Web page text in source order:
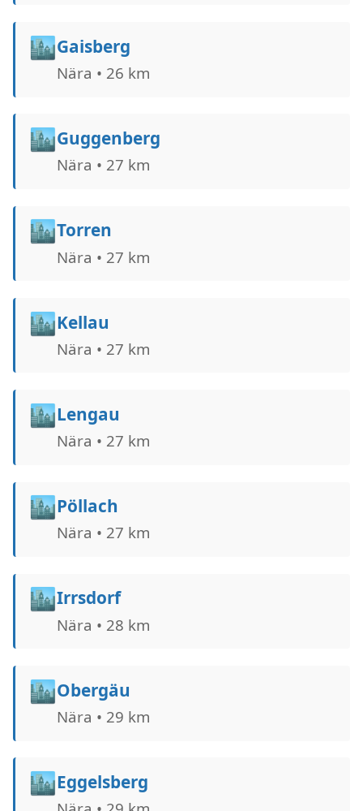
🏙️Gaisberg
Nära • 26 km
🏙️Guggenberg
Nära • 27 km
🏙️Torren
Nära • 27 km
🏙️Kellau
Nära • 27 km
🏙️Lengau
Nära • 27 km
🏙️Pöllach
Nära • 27 km
🏙️Irrsdorf
Nära • 28 km
🏙️Obergäu
Nära • 29 km
🏙️Eggelsberg